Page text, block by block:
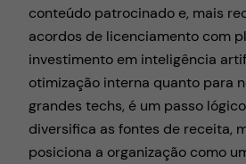
conteúdo patrocinado e, mais
acordos de licenciamento com
investimento em inteligência
otimização interna quanto para
grandes techs, é um passo
diversifica as fontes de receita,
posiciona a organização como